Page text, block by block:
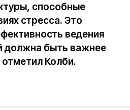
способные
стресса. Это
ведения
должна быть важнее
Колби.